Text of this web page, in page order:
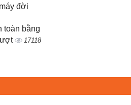
đời
toàn bằng
17118